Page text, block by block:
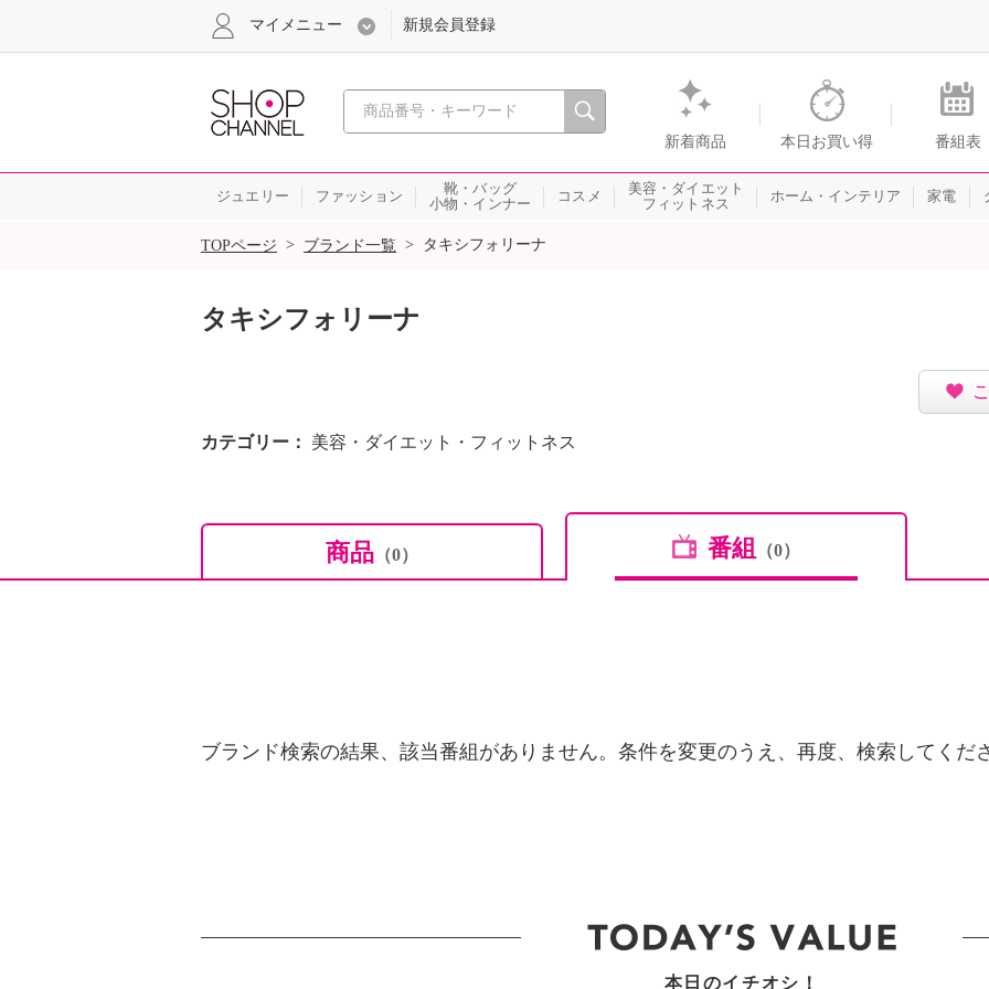
心おどる、瞬間を。通販・テレビショッピングのショップチャンネル
新着商品 本日お買い得 番組表
マイメニュー 新規会員登録
ジュエリー ファッション
靴・バッグ
小物・インナー
コスメ
美容・ダイエット
フィットネス
ホーム・インテリア 家電
SALE
TOPページ > ブランド一覧 > タキシフォリーナ
タキシフォリーナ
カテゴリー 美容・ダイエット・フィットネス
商品 （0） 番組 （0）
ブランド検索の結果、該当番組がありません。条件を変更のうえ、再度、検索してくだ
本日のイチオシ！